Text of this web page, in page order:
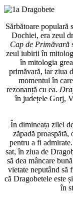
Sărbătoare
Dochiei, era zeul
Cap de Primăvară
zeul iubirii în
în mitologia
primăvară, iar ziua
momentul în
rezonanță cu ea.
în județele Gorj,
În dimineața zilei
zăpadă proaspătă,
pentru a fi
sat, în ziua de
să dea mâncare
vietate neputând să
că Dragobetele este
în